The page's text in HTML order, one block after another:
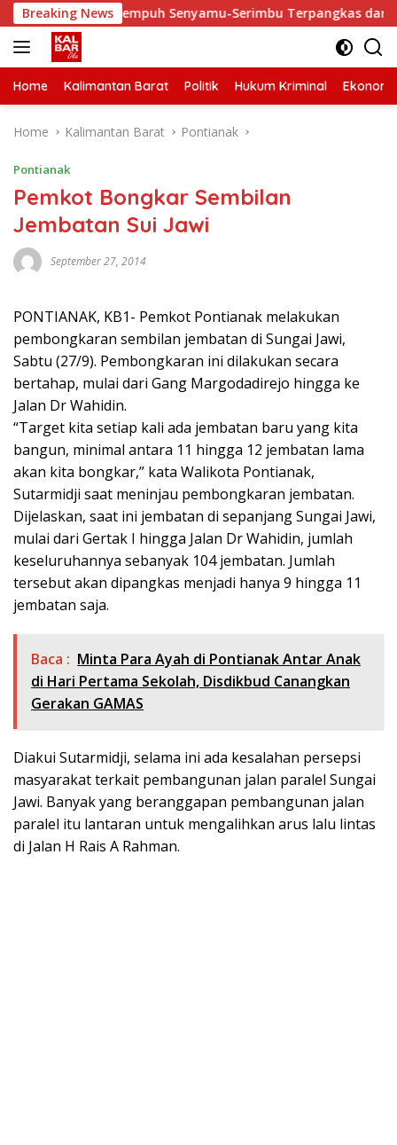
Skip
to
content
Breaking News
Waktu Tempuh Senyamu-Serimbu Terpangkas dari 2 Jam
Home Kalimantan Barat Politik Hukum Kriminal Ekonomi
Home Kalimantan Barat Pontianak
Pontianak
Pemkot Bongkar Sembilan
Jembatan Sui Jawi
September 27, 2014
PONTIANAK, KB1- Pemkot Pontianak melakukan
pembongkaran sembilan jembatan di Sungai Jawi,
Sabtu (27/9). Pembongkaran ini dilakukan secara
bertahap, mulai dari Gang Margodadirejo hingga ke
Jalan Dr Wahidin.
“Target kita setiap kali ada jembatan baru yang kita
bangun, minimal antara 11 hingga 12 jembatan lama
akan kita bongkar,” kata Walikota Pontianak,
Sutarmidji saat meninjau pembongkaran jembatan.
Dijelaskan, saat ini jembatan di sepanjang Sungai Jawi,
mulai dari Gertak I hingga Jalan Dr Wahidin, jumlah
keseluruhannya sebanyak 104 jembatan. Jumlah
tersebut akan dipangkas menjadi hanya 9 hingga 11
jembatan saja.
Baca : Minta Para Ayah di Pontianak Antar Anak
di Hari Pertama Sekolah, Disdikbud Canangkan
Gerakan GAMAS
Diakui Sutarmidji, selama ini ada kesalahan persepsi
masyarakat terkait pembangunan jalan paralel Sungai
Jawi. Banyak yang beranggapan pembangunan jalan
paralel itu lantaran untuk mengalihkan arus lalu lintas
di Jalan H Rais A Rahman.